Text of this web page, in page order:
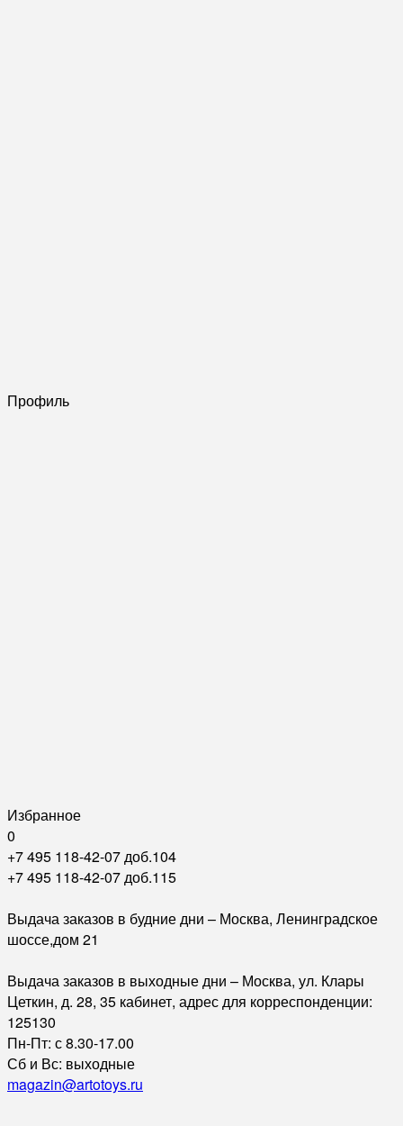
Профиль
Избранное
0
+7 495 118-42-07 доб.104
+7 495 118-42-07 доб.115
Выдача заказов в будние дни – Москва, Ленинградское
шоссе,дом 21
Выдача заказов в выходные дни – Москва, ул. Клары
Цеткин, д. 28, 35 кабинет, адрес для корреспонденции:
125130
Пн-Пт: с 8.30-17.00
Сб и Вс: выходные
magazin@artotoys.ru